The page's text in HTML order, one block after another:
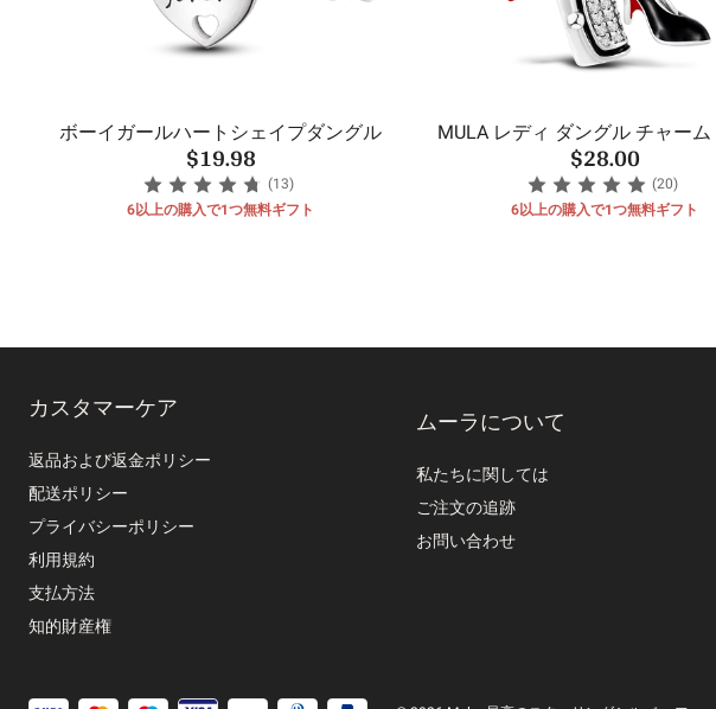
ボーイガールハートシェイプダングル
$19.98
(13)
6以上の購入で1つ無料ギフト
MULA レディ ダングル チャー
$28.00
(20)
6以上の購入で1つ無料ギフト
カスタマーケア
返品および返金ポリシー
配送ポリシー
プライバシーポリシー
利用規約
支払方法
知的財産権
ムーラについて
私たちに関しては
ご注文の追跡
お問い合わせ